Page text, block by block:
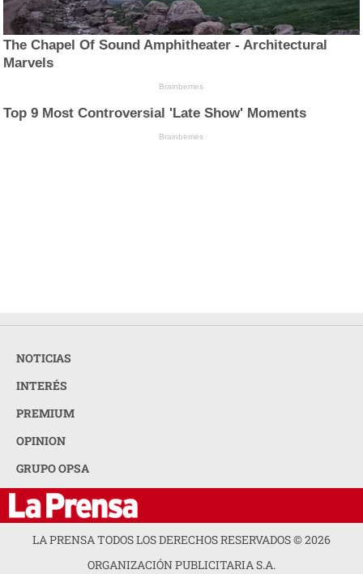
The Chapel Of Sound Amphitheater - Architectural
Marvels
Brainberries
Top 9 Most Controversial 'Late Show' Moments
Brainberries
NOTICIAS
INTERÉS
PREMIUM
OPINION
GRUPO OPSA
LA PRENSA TODOS LOS DERECHOS RESERVADOS ©2026
ORGANIZACIÓN PUBLICITARIA S.A.